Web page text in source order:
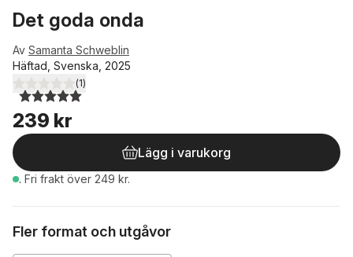
Det goda onda
Av Samanta Schweblin
Häftad, Svenska, 2025
5,0utav 5 stjärnor. Totalt antal röster:
(1)
239 kr
Lägg i varukorg
. Fri frakt över 249 kr.
Fler format och utgåvor